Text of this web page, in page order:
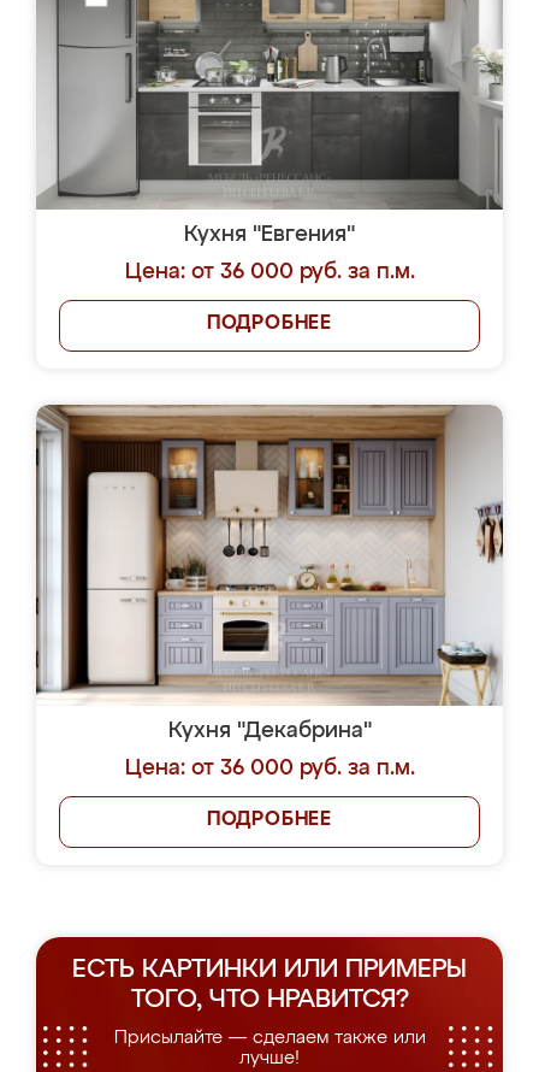
Кухня "Евгения"
Цена: от 36 000 руб. за п.м.
ПОДРОБНЕЕ
Кухня "Декабрина"
Цена: от 36 000 руб. за п.м.
ПОДРОБНЕЕ
ЕСТЬ КАРТИНКИ ИЛИ ПРИМЕРЫ
ТОГО, ЧТО НРАВИТСЯ?
Присылайте — сделаем также или
лучше!